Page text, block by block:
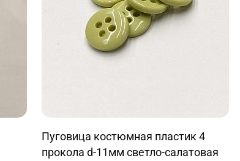
Пуговица костюмная пластик 4
прокола d-11мм светло-салатовая